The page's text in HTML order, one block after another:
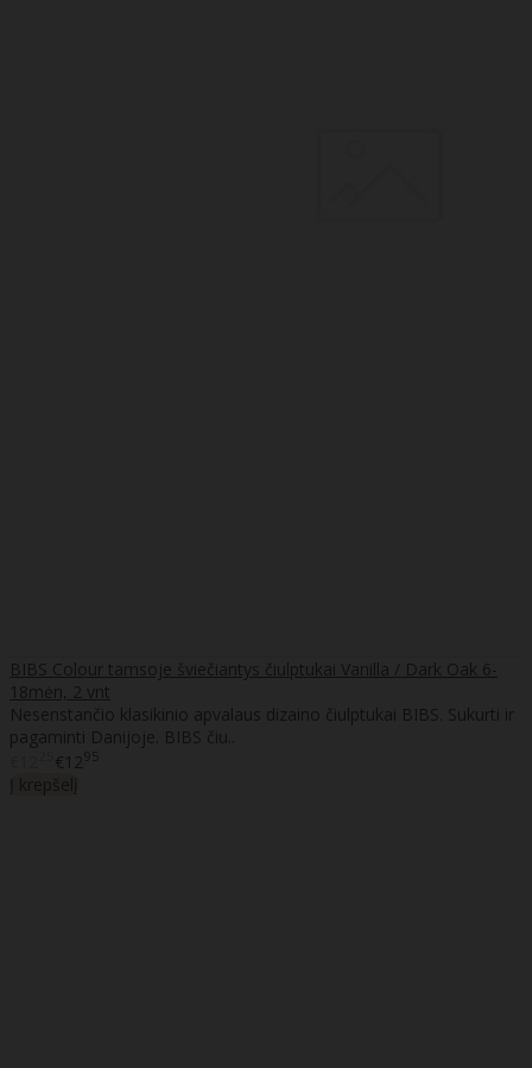
BIBS Colour tamsoje šviečiantys čiulptukai Vanilla / Dark Oak 6-
18mėn, 2 vnt
Nesenstančio klasikinio apvalaus dizaino čiulptukai BIBS. Sukurti ir
pagaminti Danijoje. BIBS čiu..
€1295